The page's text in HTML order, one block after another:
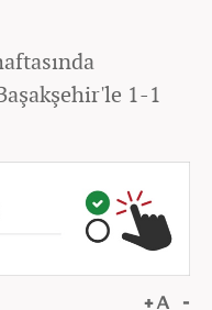
1-1